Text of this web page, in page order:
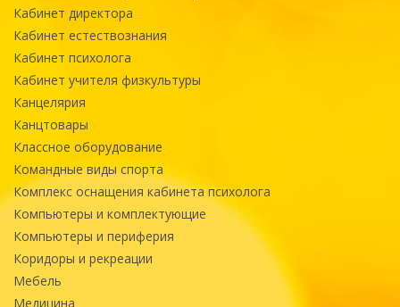
Кабинет директора
Кабинет естествознания
Кабинет психолога
Кабинет учителя физкультуры
Канцелярия
Канцтовары
Классное оборудование
Командные виды спорта
Комплекс оснащения кабинета психолога
Компьютеры и комплектующие
Компьютеры и периферия
Коридоры и рекреации
Мебель
Медицина